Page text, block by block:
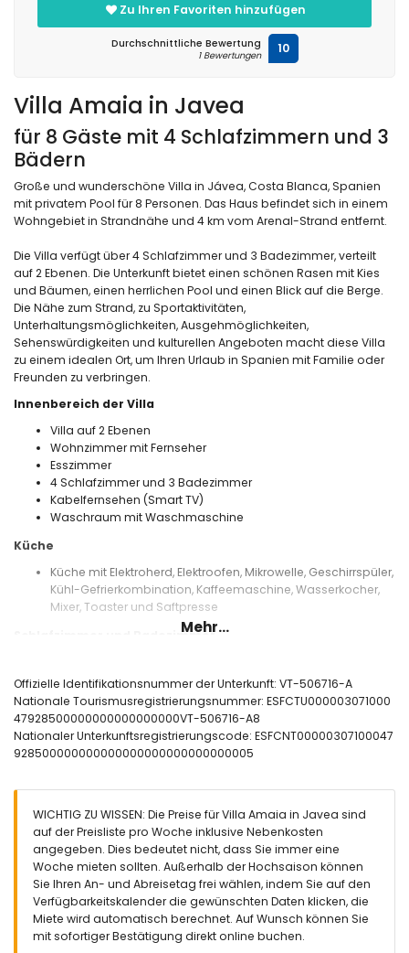
Villa Amaia in Javea
für 8 Gäste mit 4 Schlafzimmern und 3
Bädern
Große und wunderschöne Villa in Jávea, Costa Blanca, Spanien
mit privatem Pool für 8 Personen. Das Haus befindet sich in einem
Wohngebiet in Strandnähe und 4 km vom Arenal-Strand entfernt.
Die Villa verfügt über 4 Schlafzimmer und 3 Badezimmer, verteilt
auf 2 Ebenen. Die Unterkunft bietet einen schönen Rasen mit Kies
und Bäumen, einen herrlichen Pool und einen Blick auf die Berge.
Die Nähe zum Strand, zu Sportaktivitäten,
Unterhaltungsmöglichkeiten, Ausgehmöglichkeiten,
Sehenswürdigkeiten und kulturellen Angeboten macht diese Villa
zu einem idealen Ort, um Ihren Urlaub in Spanien mit Familie oder
Freunden zu verbringen.
Innenbereich der Villa
Villa auf 2 Ebenen
Wohnzimmer mit Fernseher
Esszimmer
4 Schlafzimmer und 3 Badezimmer
Kabelfernsehen (Smart TV)
Waschraum mit Waschmaschine
Küche
Küche mit Elektroherd, Elektroofen, Mikrowelle, Geschirrspüler,
Kühl-Gefrierkombination, Kaffeemaschine, Wasserkocher,
Mixer, Toaster und Saftpresse
Schlafzimmer und Badezimmer
cm) und eigenem Badezimmer
Schlafzimmer mit Klimaanlage und Queensize-Bett (190 x
150 cm) und eigenem Badezimmer
2 Schlafzimmer mit Klimaanlage, jeweils mit 2 Einzelbetten
(190 x 90 cm)
und WC
Badezimmer mit Einzelwaschbecken, Dusche und WC
Außenbereich der Villa
Eingezäuntes Grundstück
Privater Pool mit den Maßen 10 m x 5 m und 1,8 m Tiefe
Schöner Rasen mit Kies, Bäumen und Gartenmöbeln mit
Sonnenliegen
Mehr...
Offizielle Identifikationsnummer der Unterkunft: VT-506716-A
Nationale Tourismusregistrierungsnummer: ESFCTU000003071000
47928500000000000000000VT-506716-A8
Nationaler Unterkunftsregistrierungscode: ESFCNT00000307100047
928500000000000000000000000000005
WICHTIG ZU WISSEN: Die Preise für Villa Amaia in Javea sind
auf der Preisliste pro Woche inklusive Nebenkosten
angegeben. Dies bedeutet nicht, dass Sie immer eine
Woche mieten sollten. Außerhalb der Hochsaison können
Sie Ihren An- und Abreisetag frei wählen, indem Sie auf den
Verfügbarkeitskalender die gewünschten Daten klicken, die
Miete wird automatisch berechnet. Auf Wunsch können Sie
mit sofortiger Bestätigung direkt online buchen.
Zu Ihren Favoriten hinzufügen
Durchschnittliche Bewertung
1 Bewertungen 10